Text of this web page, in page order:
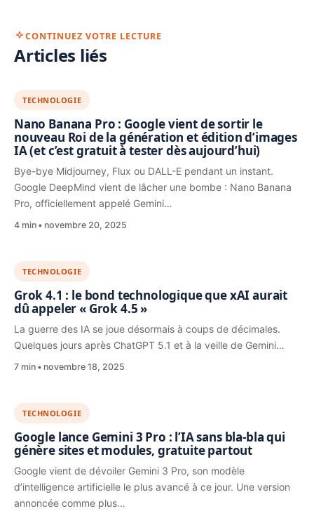
CONTINUEZ VOTRE LECTURE
Articles liés
TECHNOLOGIE
Nano Banana Pro : Google vient de sortir le
nouveau Roi de la génération et édition d’images
IA (et c’est gratuit à tester dès aujourd’hui)
Bye-bye Midjourney, Flux ou DALL-E pendant un instant.
Google DeepMind vient de lâcher une bombe : Nano Banana
Pro, officiellement appelé Gemini…
4 min novembre 20, 2025
TECHNOLOGIE
Grok 4.1 : le bond technologique que xAI aurait
dû appeler « Grok 4.5 »
La guerre des IA se joue désormais à coups de décimales.
Quelques jours après ChatGPT 5.1 et à la veille de Gemini…
7 min novembre 18, 2025
TECHNOLOGIE
Google lance Gemini 3 Pro : l’IA sans bla-bla qui
génère sites et modules, gratuite partout
Google vient de dévoiler Gemini 3 Pro, son modèle
d’intelligence artificielle le plus avancé à ce jour. Une version
annoncée comme plus…